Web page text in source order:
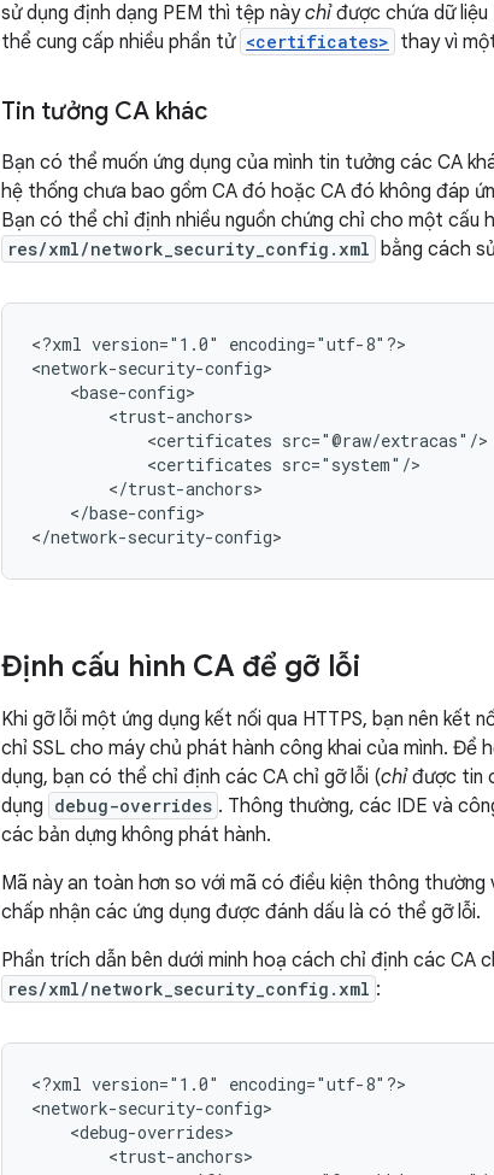
sử dụng định dạng PEM thì tệp nàychỉđược chứa dữ liệu
thể cung cấp nhiều phần tử <certificates> thay vì
Tin tưởng CA khác
Bạn có thể muốn ứng dụng của mình tin tưởng các CA
hệ thống chưa bao gồm CA đó hoặc CA đó không đáp
Bạn có thể chỉ định nhiều nguồn chứng chỉ cho một cấu
res/xml/network_security_config.xml bằng cách
<?xml version="1.0"
encoding="utf-8"?>
<certificates
<certificates
</base-config>
</network-security-config>
Định cấu hình CA để gỡ lỗi
Khi gỡ lỗi một ứng dụng kết nối qua HTTPS, bạn nên
chỉ SSL cho máy chủ phát hành công khai của mình. Để
dụng, bạn có thể chỉ định các CA chỉ gỡ lỗi (chỉđược tin
dụng debug-overrides . Thông thường, các IDE và
các bản dựng không phát hành.
Mã này an toàn hơn so với mã có điều kiện thông
chấp nhận các ứng dụng được đánh dấu là có thể gỡ lỗi.
Phần trích dẫn bên dưới minh hoạ cách chỉ định các CA
res/xml/network_security_config.xml :
<?xml version="1.0"
encoding="utf-8"?>